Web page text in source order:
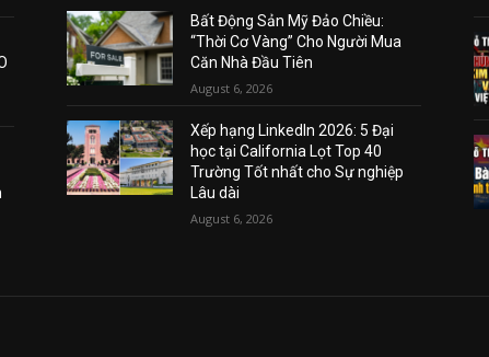
Bất Động Sản Mỹ Đảo Chiều:
“Thời Cơ Vàng” Cho Người Mua
Căn Nhà Đầu Tiên
August 6, 2026
Xếp hạng LinkedIn 2026: 5 Đại
học tại California Lọt Top 40
Trường Tốt nhất cho Sự nghiệp
Lâu dài
August 6, 2026